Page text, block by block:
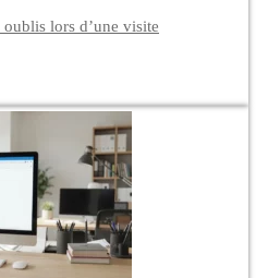
lors d’une visite